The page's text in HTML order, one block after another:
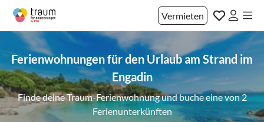
Vermieten
Ferienwohnungen für den Urlaub am Strand im
Engadin
Finde deine Traum-Ferienwohnung und buche eine von 2
Ferienunterkünften